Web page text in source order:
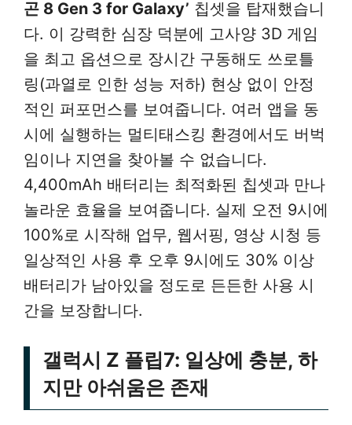
곤 8 Gen 3 for Galaxy’ 칩셋을 탑재했습니
다. 이 강력한 심장 덕분에 고사양 3D 게임
을 최고 옵션으로 장시간 구동해도 쓰로틀
링(과열로 인한 성능 저하) 현상 없이 안정
적인 퍼포먼스를 보여줍니다. 여러 앱을 동
시에 실행하는 멀티태스킹 환경에서도 버벅
임이나 지연을 찾아볼 수 없습니다.
4,400mAh 배터리는 최적화된 칩셋과 만나
놀라운 효율을 보여줍니다. 실제 오전 9시에
100%로 시작해 업무, 웹서핑, 영상 시청 등
일상적인 사용 후 오후 9시에도 30% 이상
배터리가 남아있을 정도로 든든한 사용 시
간을 보장합니다.
갤럭시 Z 플립7: 일상에 충분, 하
지만 아쉬움은 존재